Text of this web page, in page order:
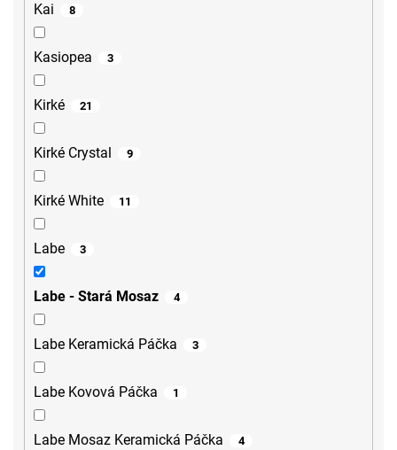
Kai 8
Kasiopea 3
Kirké 21
Kirké Crystal 9
Kirké White 11
Labe 3
Labe - Stará Mosaz 4
Labe Keramická Páčka 3
Labe Kovová Páčka 1
Labe Mosaz Keramická Páčka 4